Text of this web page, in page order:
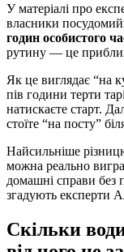
У матеріалі про
власники
годин особистого
рутину — це
Як це виглядає “на
пів години терти
натискаєте старт.
стоїте “на посту”
Найсильніше
можна реально
домашні справи без
згадують експерти
Скільки